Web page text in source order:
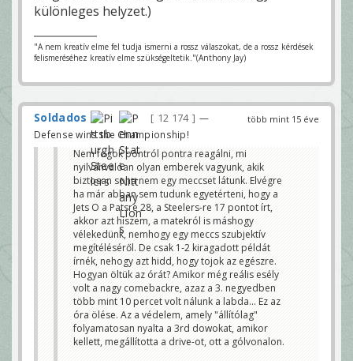
különleges helyzet.)
"A nem kreatív elme fel tudja ismerni a rossz válaszokat, de a rossz kérdések
felismeréséhez kreatív elme szükségeltetik."(Anthony Jay)
több mint 15 éve
Soldados 12 174
—
Defense wins the Championship!
Nem fogok pontról pontra reagálni, mi
nyilvánvalóan olyan emberek vagyunk, akik
biztosan soha nem egy meccset látunk. Elvégre
ha már abban sem tudunk egyetérteni, hogy a
Jets O a Patsre 28, a Steelers-re 17 pontot írt,
akkor azt hiszem, a matekról is máshogy
vélekedünk, nemhogy egy meccs szubjektív
megítéléséről. De csak 1-2 kiragadott példát
írnék, nehogy azt hidd, hogy tojok az egészre.
Hogyan öltük az órát? Amikor még reális esély
volt a nagy comebackre, azaz a 3. negyedben
több mint 10 percet volt nálunk a labda... Ez az
óra ölése. Az a védelem, amely "állítólag"
folyamatosan nyalta a 3rd dowokat, amikor
kellett, megállította a drive-ot, ott a gólvonalon.